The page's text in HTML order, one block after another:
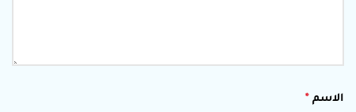
الاسم *